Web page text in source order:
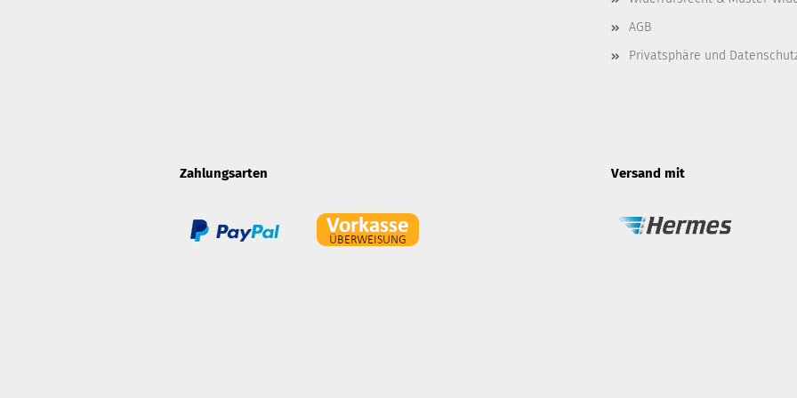
AGB
Privatsphäre und
Zahlungsarten Versand mit